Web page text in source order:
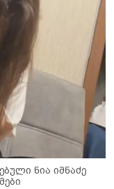
ნია იმნაძე